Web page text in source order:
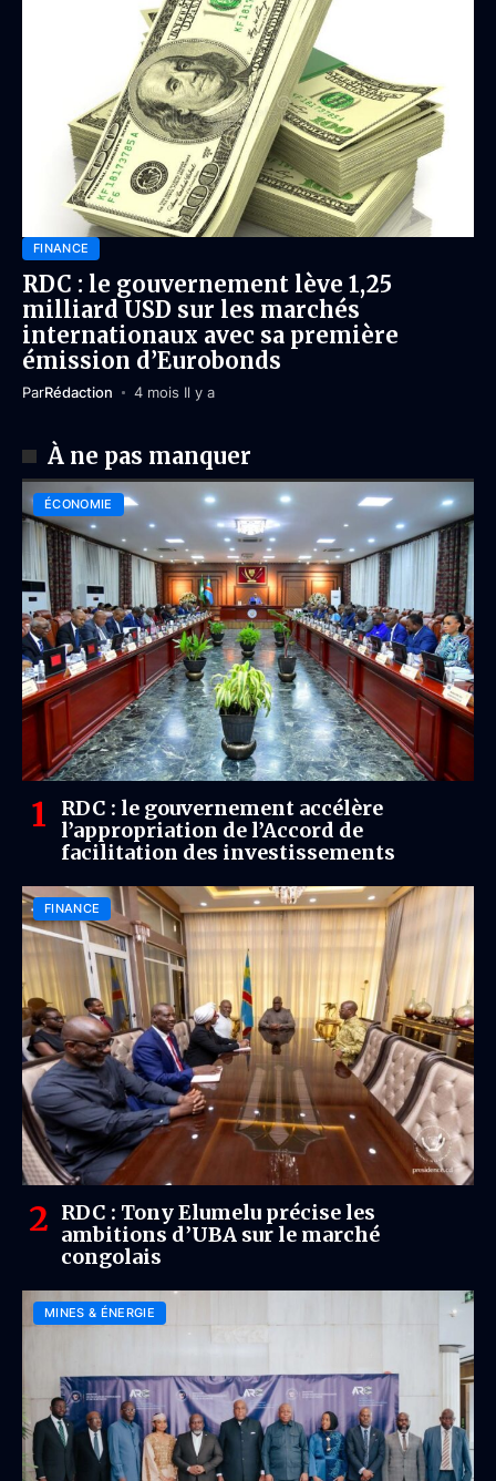
FINANCE
RDC : le gouvernement lève 1,25
milliard USD sur les marchés
internationaux avec sa première
émission d’Eurobonds
ParRédaction 4 mois Il y a
À ne pas manquer
ÉCONOMIE
RDC : le gouvernement accélère
l’appropriation de l’Accord de
facilitation des investissements
FINANCE
RDC : Tony Elumelu précise les
ambitions d’UBA sur le marché
congolais
MINES & ÉNERGIE